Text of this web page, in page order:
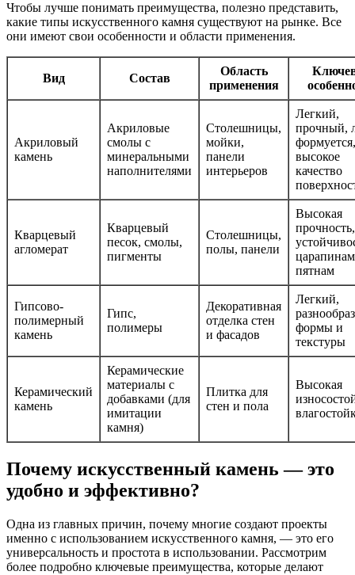
Чтобы лучше понимать преимущества, полезно представить,
какие типы искусственного камня существуют на рынке. Все
они имеют свои особенности и области применения.
Вид Состав
Область
применения
Акриловый
камень
Акриловые
смолы с
минеральными
наполнителями
Столешницы,
мойки,
панели
интерьеров
Легкий,
прочный,
формуется,
высокое
качество
Кварцевый
агломерат
Кварцевый
песок, смолы,
пигменты
Столешницы,
полы, панели
Высокая
прочность,
пятнам
Гипсово-
полимерный
камень
Гипс,
полимеры
Декоративная
отделка стен
и фасадов
Легкий,
формы и
текстуры
Керамический
камень
Керамические
материалы с
добавками (для
имитации
камня)
Плитка для
стен и пола
Высокая
Почему искусственный камень — это
удобно и эффективно?
Одна из главных причин, почему многие создают проекты
именно с использованием искусственного камня, — это его
универсальность и простота в использовании. Рассмотрим
более подробно ключевые преимущества, которые делают